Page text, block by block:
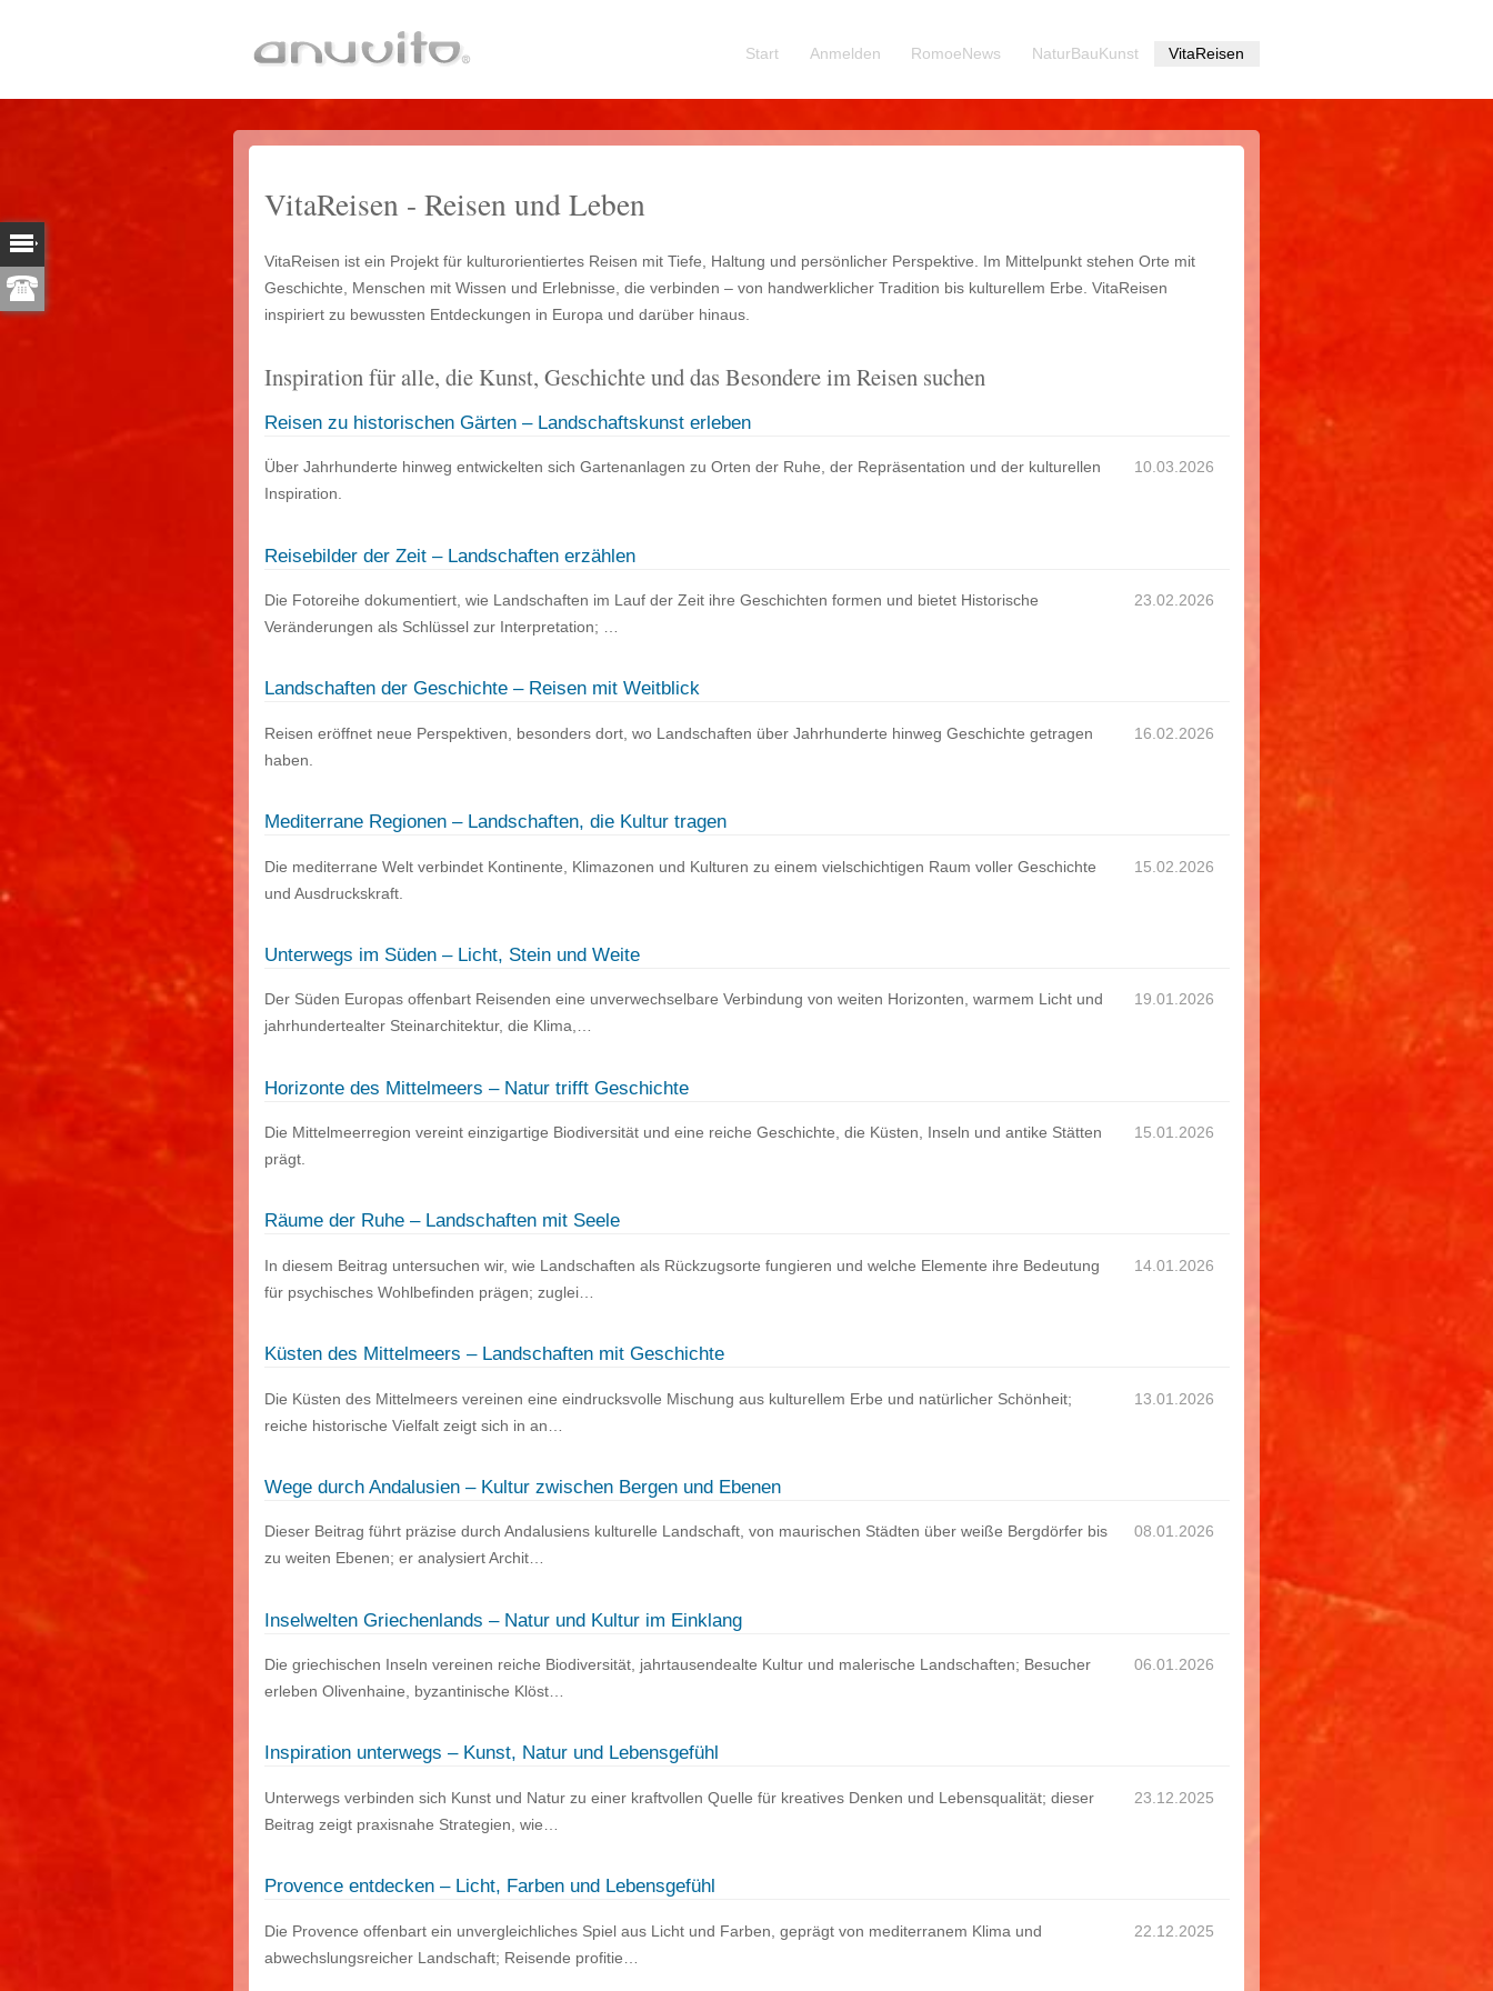
Start Anmelden RomoeNews NaturBauKunst VitaReisen
VitaReisen - Reisen und Leben
VitaReisen ist ein Projekt für kulturorientiertes Reisen mit Tiefe, Haltung und persönlicher Perspektive. Im Mittelpunkt stehen Orte mit
Geschichte, Menschen mit Wissen und Erlebnisse, die verbinden – von handwerklicher Tradition bis kulturellem Erbe. VitaReisen
inspiriert zu bewussten Entdeckungen in Europa und darüber hinaus.
Inspiration für alle, die Kunst, Geschichte und das Besondere im Reisen suchen
Reisen zu historischen Gärten – Landschaftskunst erleben
10.03.2026
Über Jahrhunderte hinweg entwickelten sich Gartenanlagen zu Orten der Ruhe, der Repräsentation und der kulturellen
Inspiration.
Reisebilder der Zeit – Landschaften erzählen
23.02.2026
Die Fotoreihe dokumentiert, wie Landschaften im Lauf der Zeit ihre Geschichten formen und bietet Historische
Veränderungen als Schlüssel zur Interpretation; …
Landschaften der Geschichte – Reisen mit Weitblick
16.02.2026
Reisen eröffnet neue Perspektiven, besonders dort, wo Landschaften über Jahrhunderte hinweg Geschichte getragen
haben.
Mediterrane Regionen – Landschaften, die Kultur tragen
15.02.2026
Die mediterrane Welt verbindet Kontinente, Klimazonen und Kulturen zu einem vielschichtigen Raum voller Geschichte
und Ausdruckskraft.
Unterwegs im Süden – Licht, Stein und Weite
19.01.2026
Der Süden Europas offenbart Reisenden eine unverwechselbare Verbindung von weiten Horizonten, warmem Licht und
jahrhundertealter Steinarchitektur, die Klima,…
Horizonte des Mittelmeers – Natur trifft Geschichte
15.01.2026
Die Mittelmeerregion vereint einzigartige Biodiversität und eine reiche Geschichte, die Küsten, Inseln und antike Stätten
prägt.
Räume der Ruhe – Landschaften mit Seele
14.01.2026
In diesem Beitrag untersuchen wir, wie Landschaften als Rückzugsorte fungieren und welche Elemente ihre Bedeutung
für psychisches Wohlbefinden prägen; zuglei…
Küsten des Mittelmeers – Landschaften mit Geschichte
13.01.2026
Die Küsten des Mittelmeers vereinen eine eindrucksvolle Mischung aus kulturellem Erbe und natürlicher Schönheit;
reiche historische Vielfalt zeigt sich in an…
Wege durch Andalusien – Kultur zwischen Bergen und Ebenen
08.01.2026
Dieser Beitrag führt präzise durch Andalusiens kulturelle Landschaft, von maurischen Städten über weiße Bergdörfer bis
zu weiten Ebenen; er analysiert Archit…
Inselwelten Griechenlands – Natur und Kultur im Einklang
06.01.2026
Die griechischen Inseln vereinen reiche Biodiversität, jahrtausendealte Kultur und malerische Landschaften; Besucher
erleben Olivenhaine, byzantinische Klöst…
Inspiration unterwegs – Kunst, Natur und Lebensgefühl
23.12.2025
Unterwegs verbinden sich Kunst und Natur zu einer kraftvollen Quelle für kreatives Denken und Lebensqualität; dieser
Beitrag zeigt praxisnahe Strategien, wie…
Provence entdecken – Licht, Farben und Lebensgefühl
22.12.2025
Die Provence offenbart ein unvergleichliches Spiel aus Licht und Farben, geprägt von mediterranem Klima und
abwechslungsreicher Landschaft; Reisende profitie…